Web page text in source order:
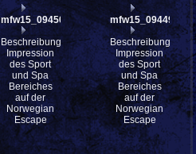
mfw15_094500
Beschreibung:
Impression
des Sport
und Spa
Bereiches
auf der
Norwegian
Escape
mfw15_094499
Beschreibung:
Impression
des Sport
und Spa
Bereiches
auf der
Norwegian
Escape